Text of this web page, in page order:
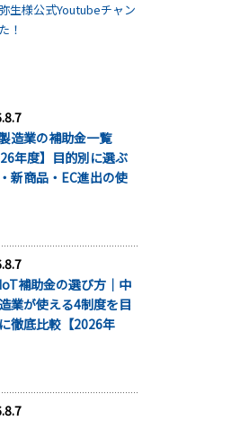
生様公式Youtubeチャン
！
造業の補助金一覧
年度】目的別に選ぶ
新商品・EC進出の使
補助金の選び方｜中
業が使える4制度を目
徹底比較【2026年